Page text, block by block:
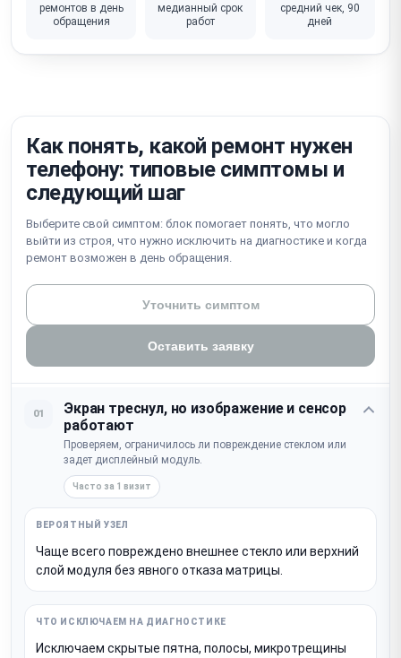
Не работает кнопка питания / громкости /
ремонтов в день
обращения
медианный срок
работ
средний чек, 90
дней
Как понять, какой ремонт нужен
телефону: типовые симптомы и
следующий шаг
Выберите свой симптом: блок помогает понять, что могло
выйти из строя, что нужно исключить на диагностике и когда
ремонт возможен в день обращения.
Уточнить симптом
Оставить заявку
01
Экран треснул, но изображение и сенсор
работают
Проверяем, ограничилось ли повреждение стеклом или
задет дисплейный модуль.
Часто за 1 визит
Чаще всего повреждено внешнее стекло или верхний
слой модуля без явного отказа матрицы.
Исключаем скрытые пятна, полосы, микротрещины